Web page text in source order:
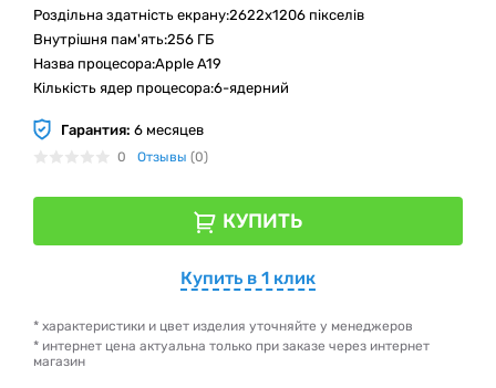
Роздільна здатність екрану:2622x1206 пікселів
Внутрішня пам'ять:256 ГБ
Назва процесора:Apple A19
Кількість ядер процесора:6-ядерний
Гарантия: 6 месяцев
0 Отзывы (0)
КУПИТЬ
Купить в 1 клик
* характеристики и цвет изделия уточняйте у менеджеров
* интернет цена актуальна только при заказе через интернет
магазин